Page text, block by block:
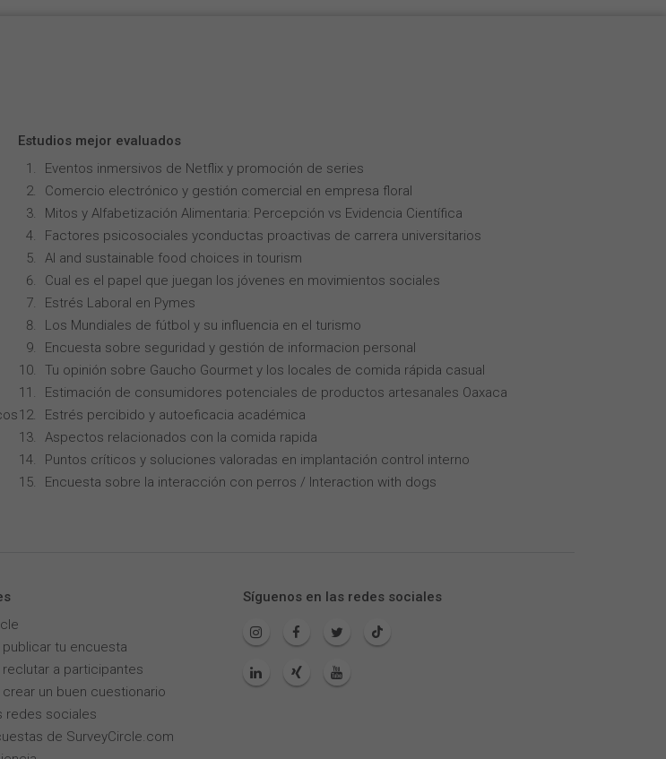
Estudios mejor evaluados
Eventos inmersivos de Netflix y promoción de series
Comercio electrónico y gestión comercial en empresa floral
Mitos y Alfabetización Alimentaria: Percepción vs Evidencia Científica
Factores psicosociales yconductas proactivas de carrera universitarios
AI and sustainable food choices in tourism
Cual es el papel que juegan los jóvenes en movimientos sociales
Estrés Laboral en Pymes
Los Mundiales de fútbol y su influencia en el turismo
Encuesta sobre seguridad y gestión de informacion personal
Tu opinión sobre Gaucho Gourmet y los locales de comida rápida casual
Estimación de consumidores potenciales de productos artesanales Oaxaca
Estrés percibido y autoeficacia académica
Aspectos relacionados con la comida rapida
Puntos críticos y soluciones valoradas en implantación control interno
Encuesta sobre la interacción con perros / Interaction with dogs
tu encuesta
a participantes
un buen cuestionario
redes sociales
de SurveyCircle.com
Síguenos en las redes sociales